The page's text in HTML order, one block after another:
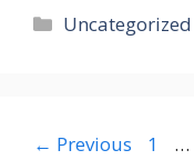
Categories
Uncategorized
← Previous Page
1 …